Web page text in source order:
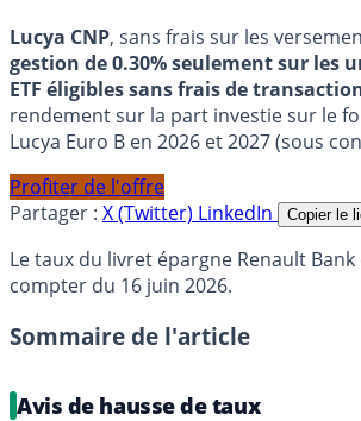
Lucya CNP, sans frais sur les
gestion de 0.30% seulement sur les
ETF éligibles sans frais de
rendement sur la part investie sur le
Lucya Euro B en 2026 et 2027 (sous
Profiter de l'offre
Partager : X (Twitter) LinkedIn Copier le
Le taux du livret épargne Renault Bank
compter du 16 juin 2026.
Sommaire de l'article
Avis de hausse de taux